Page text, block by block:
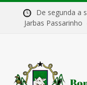
De segunda
Jarbas